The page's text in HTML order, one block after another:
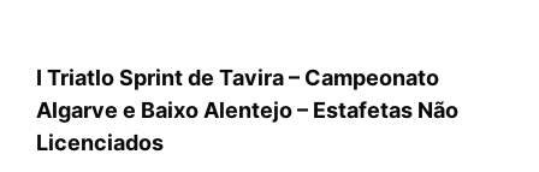
I Triatlo Sprint de Tavira – Campeonato
Algarve e Baixo Alentejo – Estafetas Não
Licenciados